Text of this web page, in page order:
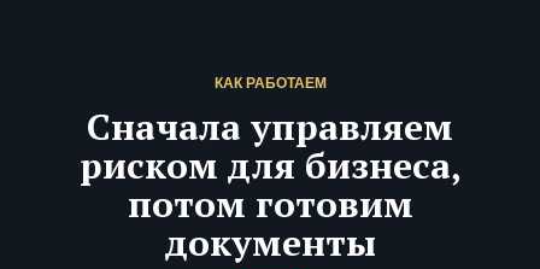
КАК РАБОТАЕМ
Сначала управляем
риском для бизнеса,
потом готовим
документы